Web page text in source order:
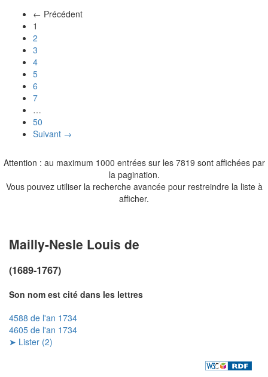
← Précédent
1
2
3
4
5
6
7
…
50
Suivant →
Attention : au maximum 1000 entrées sur les 7819 sont affichées par
la pagination.
Vous pouvez utiliser la recherche avancée pour restreindre la liste à
afficher.
Mailly-Nesle Louis de
(1689-1767)
Son nom est cité dans les lettres
4588 de l'an 1734
4605 de l'an 1734
➤ Lister (2)